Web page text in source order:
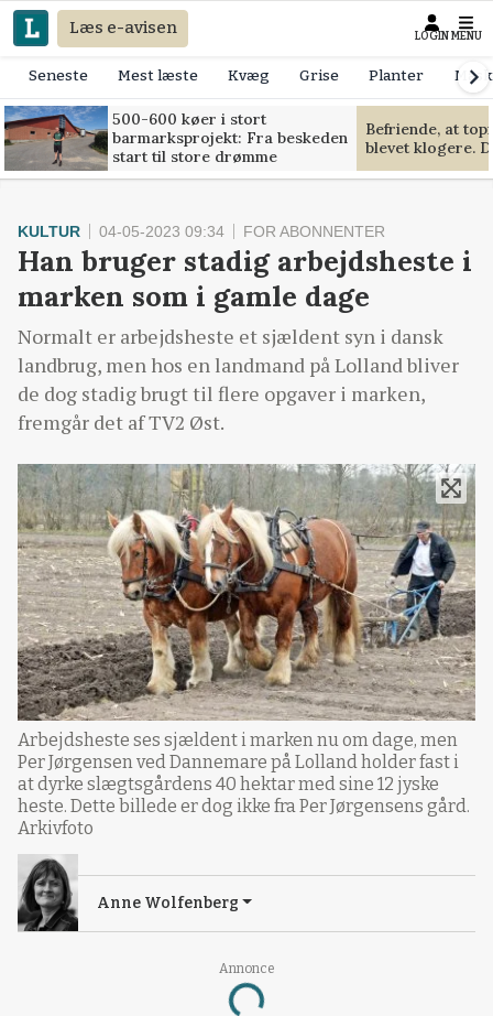
Læs e-avisen LOGIN MENU
Seneste Mest læste Kvæg Grise Planter
500-600 køer i stort
barmarksprojekt: Fra beskeden
start til store drømme
Befriende, at
blevet klogere.
Annonce
KULTUR 04-05-2023 09:34 FOR ABONNENTER
Han bruger stadig arbejdsheste i
marken som i gamle dage
Normalt er arbejdsheste et sjældent syn i dansk
landbrug, men hos en landmand på Lolland bliver
de dog stadig brugt til flere opgaver i marken,
fremgår det af TV2 Øst.
Arbejdsheste ses sjældent i marken nu om dage, men
Per Jørgensen ved Dannemare på Lolland holder fast i
at dyrke slægtsgårdens 40 hektar med sine 12 jyske
heste. Dette billede er dog ikke fra Per Jørgensens gård.
Arkivfoto
Anne Wolfenberg